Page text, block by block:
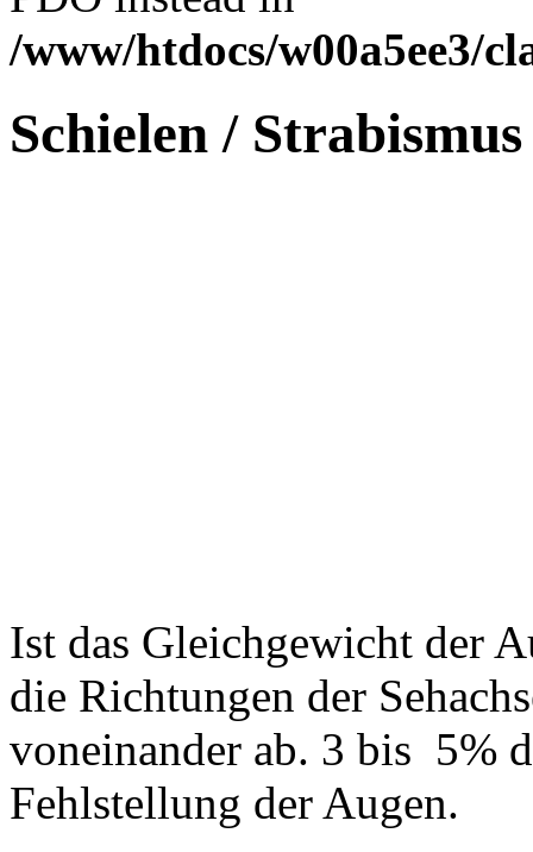
/www/htdocs/w00a5ee3/
Schielen / Strabismus
Ist das Gleichgewicht der
die Richtungen der
voneinander ab. 3 bis 5%
Fehlstellung der Augen.